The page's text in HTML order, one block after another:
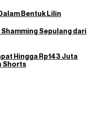
Bentuk Lilin
Sepulang dari
Hingga Rp143 Juta
Shorts